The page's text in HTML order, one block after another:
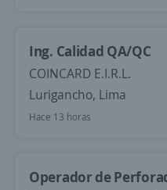
Ing. Calidad QA/QC
COINCARD E.I.R.L.
Lurigancho, Lima
Hace 13 horas
Operador de